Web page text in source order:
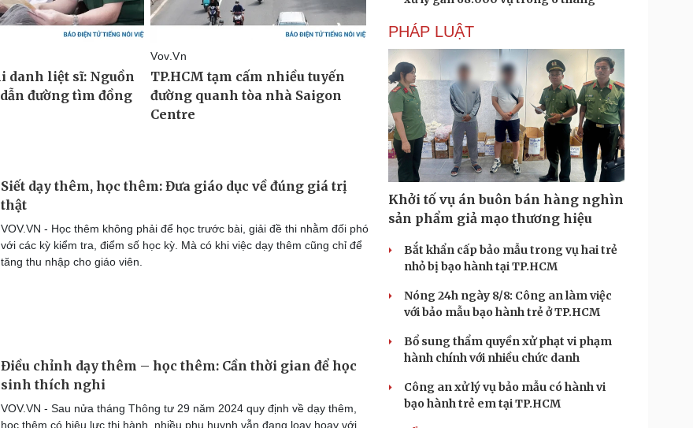
Siết dạy thêm, học thêm: Đưa giáo dục về đúng giá trị
thật
VOV.VN - Học thêm không phải để học trước bài, giải đề thi nhằm đối phó
với các kỳ kiểm tra, điểm số học kỳ. Mà có khi việc dạy thêm cũng chỉ để
tăng thu nhập cho giáo viên.
Điều chỉnh dạy thêm – học thêm: Cần thời gian để học
sinh thích nghi
VOV.VN - Sau nửa tháng Thông tư 29 năm 2024 quy định về dạy thêm,
học thêm có hiệu lực thi hành, nhiều phụ huynh vẫn đang loay hoay với
PHÁP LUẬT
Khởi tố vụ án buôn bán hàng nghìn
sản phẩm giả mạo thương hiệu
Bắt khẩn cấp bảo mẫu trong vụ hai trẻ
nhỏ bị bạo hành tại TP.HCM
Nóng 24h ngày 8/8: Công an làm việc
với bảo mẫu bạo hành trẻ ở TP.HCM
Bổ sung thẩm quyền xử phạt vi phạm
hành chính với nhiều chức danh
Công an xử lý vụ bảo mẫu có hành vi
bạo hành trẻ em tại TP.HCM